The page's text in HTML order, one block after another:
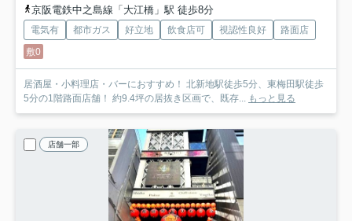
京阪電鉄中之島線「大江橋」駅 徒歩8分
電気有 都市ガス 好立地 飲食店可 視認性良好
路面店
敷0
居酒屋・小料理店・バーにおすすめ！ 北新地駅徒歩5分、東梅田駅徒歩
5分の1階路面店舗！ 約9.4坪の居抜き区画で、既存... もっと見る
店舗一部